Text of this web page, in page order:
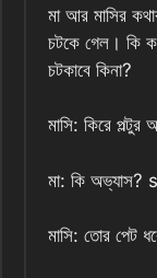
মা আর মাসির
চটকে গেল। কি
চটকাবে কিনা?
মাসি: কিরে পল্টুর
মা: কি
মাসি: তোর পেট